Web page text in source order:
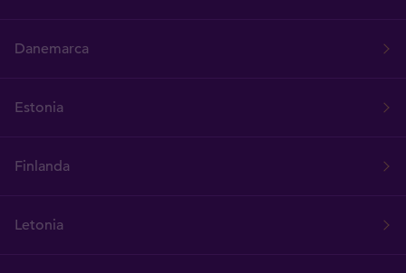
Danemarca
Estonia
Finlanda
Letonia